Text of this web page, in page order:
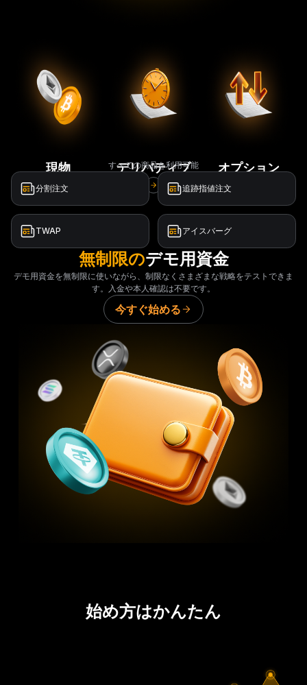
現物 デリバティブ オプション
すべての商品を利用可能
分割注文 追跡指値注文
TWAP アイスバーグ
無制限のデモ用資金
デモ用資金を無制限に使いながら、制限なくさまざまな戦略をテストできま
す。入金や本人確認は不要です。
今すぐ始める
始め方はかんたん